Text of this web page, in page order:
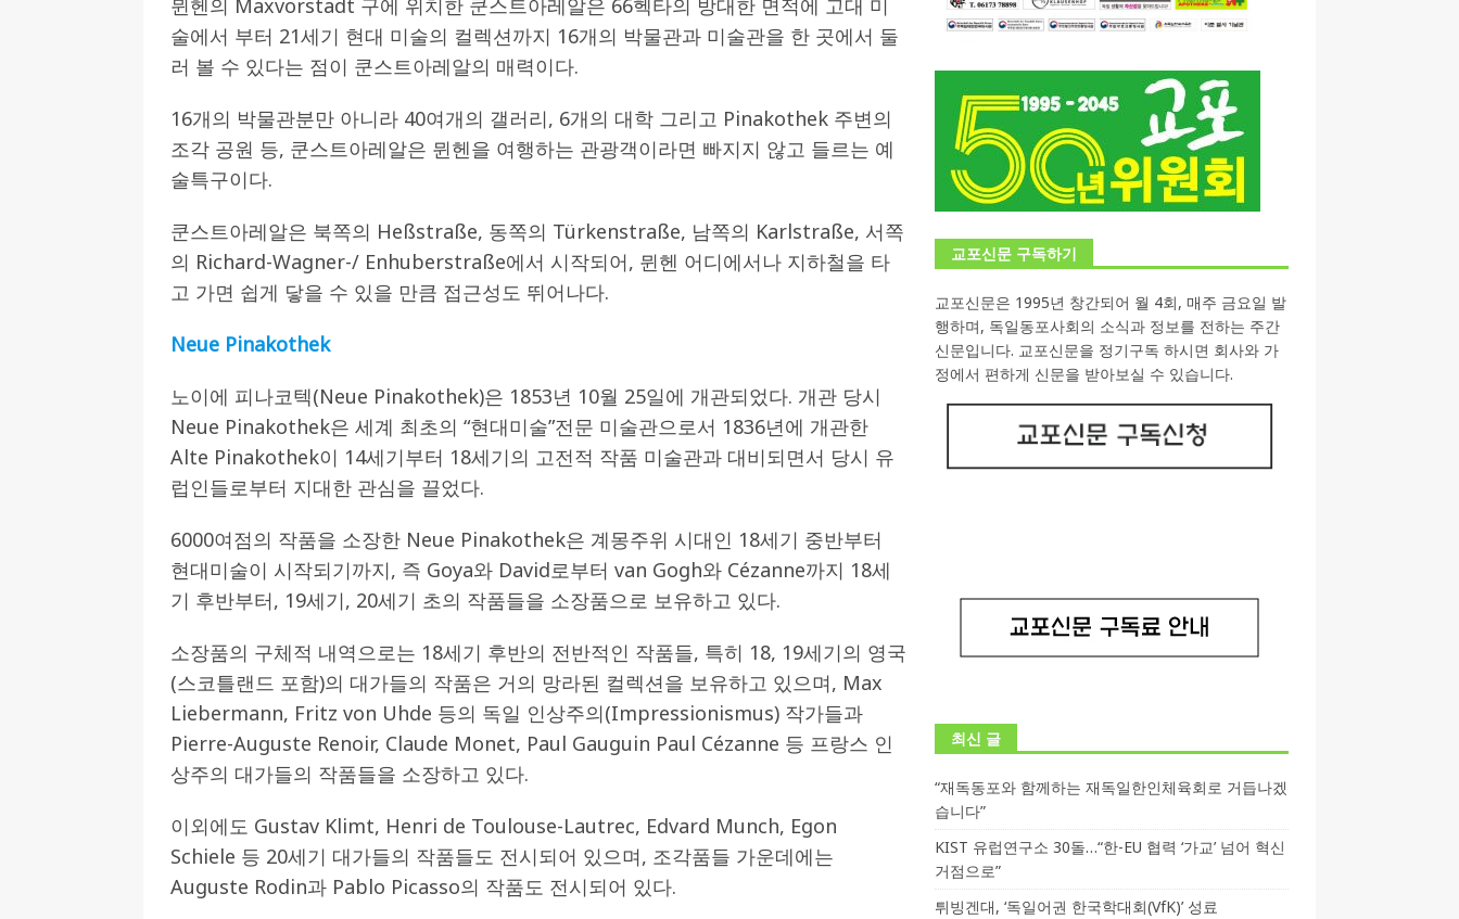
[ 2026-07-27 ] 튀빙겐대, ‘독일어권 한국학대회(VfK)’ 성료
한인소식
[ 2026-07-20 ]
7.23 접수마감] 제108회 한국어능력시험 (TOPIK)
[ 2026-07-20 ]
“정체성은 연결의 자산”… 독일 한인 차세대 협회(FLCG), 뮌헨 공대(TUM)서 화려한 출범
한
인소식
[ 2026-07-20 ]
뮌헨의 Maxvorstadt 구에 위치한 쿤스트아레알은 66헥타의 방대한 면적에 고대 미
술에서 부터 21세기 현대 미술의 컬렉션까지 16개의 박물관과 미술관을 한 곳에서 둘
러 볼 수 있다는 점이 쿤스트아레알의 매력이다.
16개의 박물관분만 아니라 40여개의 갤러리, 6개의 대학 그리고 Pinakothek 주변의
조각 공원 등, 쿤스트아레알은 뮌헨을 여행하는 관광객이라면 빠지지 않고 들르는 예
술특구이다.
쿤스트아레알은 북쪽의 Heßstraße, 동쪽의 Türkenstraße, 남쪽의 Karlstraße, 서쪽
의 Richard-Wagner-/ Enhuberstraße에서 시작되어, 뮌헨 어디에서나 지하철을 타
고 가면 쉽게 닿을 수 있을 만큼 접근성도 뛰어나다.
Neue Pinakothek
노이에 피나코텍(Neue Pinakothek)은 1853년 10월 25일에 개관되었다. 개관 당시
Neue Pinakothek은 세계 최초의 “현대미술”전문 미술관으로서 1836년에 개관한
Alte Pinakothek이 14세기부터 18세기의 고전적 작품 미술관과 대비되면서 당시 유
럽인들로부터 지대한 관심을 끌었다.
6000여점의 작품을 소장한 Neue Pinakothek은 계몽주위 시대인 18세기 중반부터
현대미술이 시작되기까지, 즉 Goya와 David로부터 van Gogh와 Cézanne까지 18세
기 후반부터, 19세기, 20세기 초의 작품들을 소장품으로 보유하고 있다.
소장품의 구체적 내역으로는 18세기 후반의 전반적인 작품들, 특히 18, 19세기의 영국
(스코틀랜드 포함)의 대가들의 작품은 거의 망라된 컬렉션을 보유하고 있으며, Max
Liebermann, Fritz von Uhde 등의 독일 인상주의(Impressionismus) 작가들과
Pierre-Auguste Renoir, Claude Monet, Paul Gauguin Paul Cézanne 등 프랑스 인
상주의 대가들의 작품들을 소장하고 있다.
이외에도 Gustav Klimt, Henri de Toulouse-Lautrec, Edvard Munch, Egon
Schiele 등 20세기 대가들의 작품들도 전시되어 있으며, 조각품들 가운데에는
Auguste Rodin과 Pablo Picasso의 작품도 전시되어 있다.
교포신문 구독하기
교포신문은 1995년 창간되어 월 4회, 매주 금요일 발
행하며, 독일동포사회의 소식과 정보를 전하는 주간
신문입니다. 교포신문을 정기구독 하시면 회사와 가
정에서 편하게 신문을 받아보실 수 있습니다.
최신 글
“재독동포와 함께하는 재독일한인체육회로 거듭나겠
습니다”
KIST 유럽연구소 30돌…“한-EU 협력 ‘가교’ 넘어 혁신
거점으로”
튀빙겐대, ‘독일어권 한국학대회(VfK)’ 성료